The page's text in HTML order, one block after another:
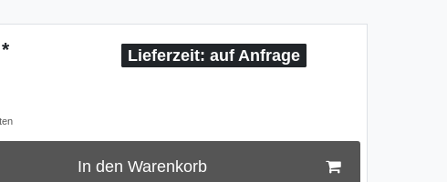
* auf Anfrage
In den Warenkorb